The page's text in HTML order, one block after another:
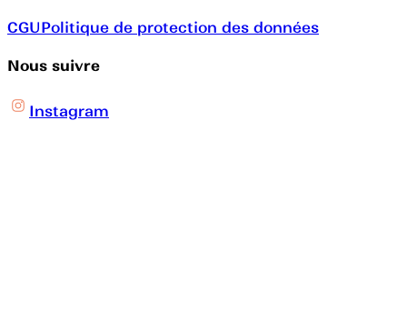
CGUPolitique de protection des données
Nous suivre
Instagram